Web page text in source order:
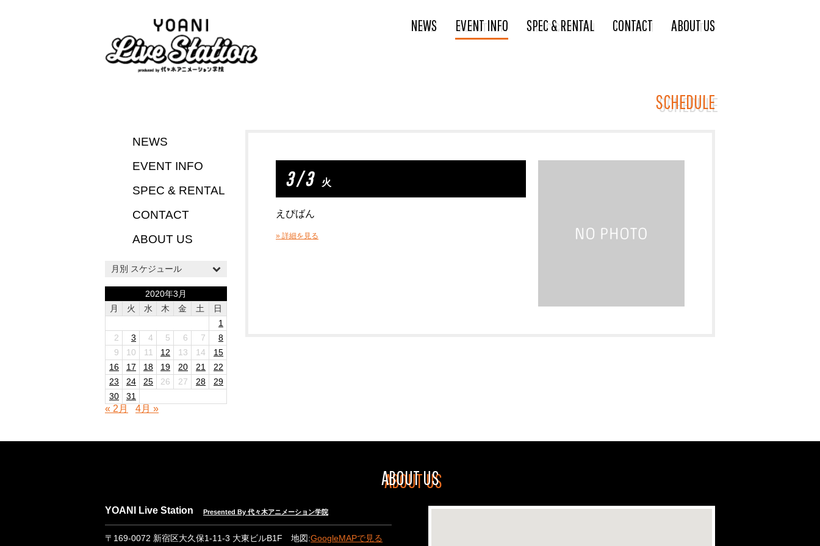
NEWS EVENT INFO SPEC & RENTAL CONTACT ABOUT US
SCHEDULE
NEWS
EVENT INFO
SPEC & RENTAL
CONTACT
ABOUT US
月別 スケジュール
2020年3月
月
火 水 木 金 土
日
1
2
3 4 5 6 7
8
9
10 11 12 13 14
15
16
17 18 19 20 21
22
23
24 25 26 27 28
29
30
31
« 2月 4月 »
3 / 3 火
えぴばん
» 詳細を見る
ABOUT US
YOANI Live Station Presented By 代々木アニメーション学院
〒169-0072 新宿区大久保1-11-3 大東ビルB1F 地図:GoogleMAPで見る